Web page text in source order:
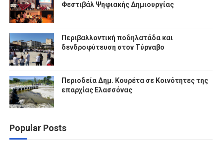
Φεστιβάλ Ψηφιακής Δημιουργίας
Περιβαλλοντική ποδηλατάδα και
δενδροφύτευση στον Τύρναβο
Περιοδεία Δημ. Κουρέτα σε Κοινότητες της
επαρχίας Ελασσόνας
Popular Posts